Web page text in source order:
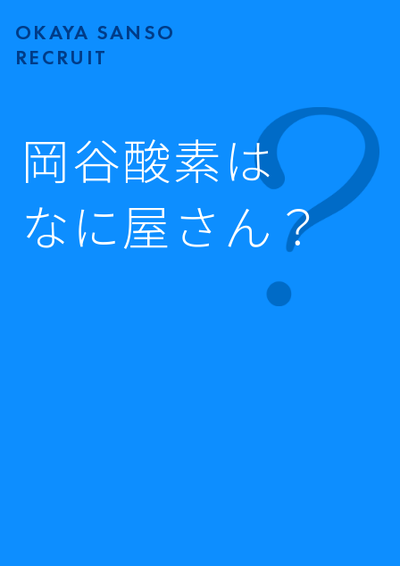
OKAYA SANSO
RECRUIT
岡谷酸素は
なに屋さん？